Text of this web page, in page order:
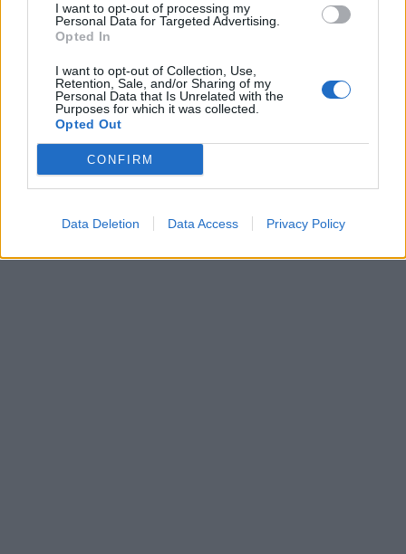
I want to opt-out of processing my
Personal Data for Targeted Advertising.
Opted In
I want to opt-out of Collection, Use,
Retention, Sale, and/or Sharing of my
Personal Data that Is Unrelated with the
Purposes for which it was collected.
Opted Out
CONFIRM
Data Deletion Data Access Privacy Policy
Μπορεί η vegan διατροφή να επιβραδύνει τη
βιολογική γήρανση; Τι έδειξε νέα μελέτη
10 Αυγούστου 2026
Φυσικοθεραπεία: Η κίνηση δεν είναι μόνο
αποκατάσταση, αλλά πρόληψη και μακροζωία